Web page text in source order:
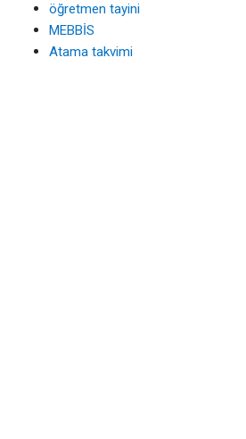
öğretmen tayini
MEBBİS
Atama takvimi